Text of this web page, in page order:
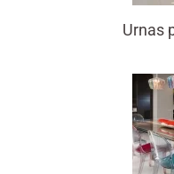
Urnas